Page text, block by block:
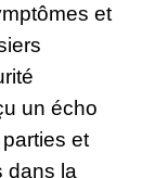
et
un écho
et
dans la